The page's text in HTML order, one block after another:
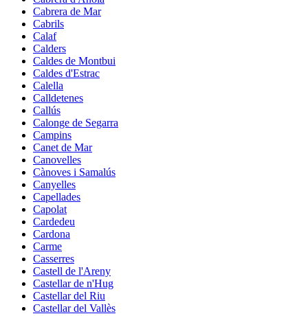
Cabrera de Mar
Cabrils
Calaf
Calders
Caldes de Montbui
Caldes d'Estrac
Calella
Calldetenes
Callús
Calonge de Segarra
Campins
Canet de Mar
Canovelles
Cànoves i Samalús
Canyelles
Capellades
Capolat
Cardedeu
Cardona
Carme
Casserres
Castell de l'Areny
Castellar de n'Hug
Castellar del Riu
Castellar del Vallès